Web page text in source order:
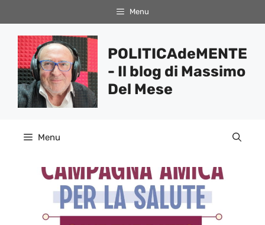
al
contenuto
Menu
POLITICAdeMENTE
- Il blog di Massimo
Del Mese
Menu